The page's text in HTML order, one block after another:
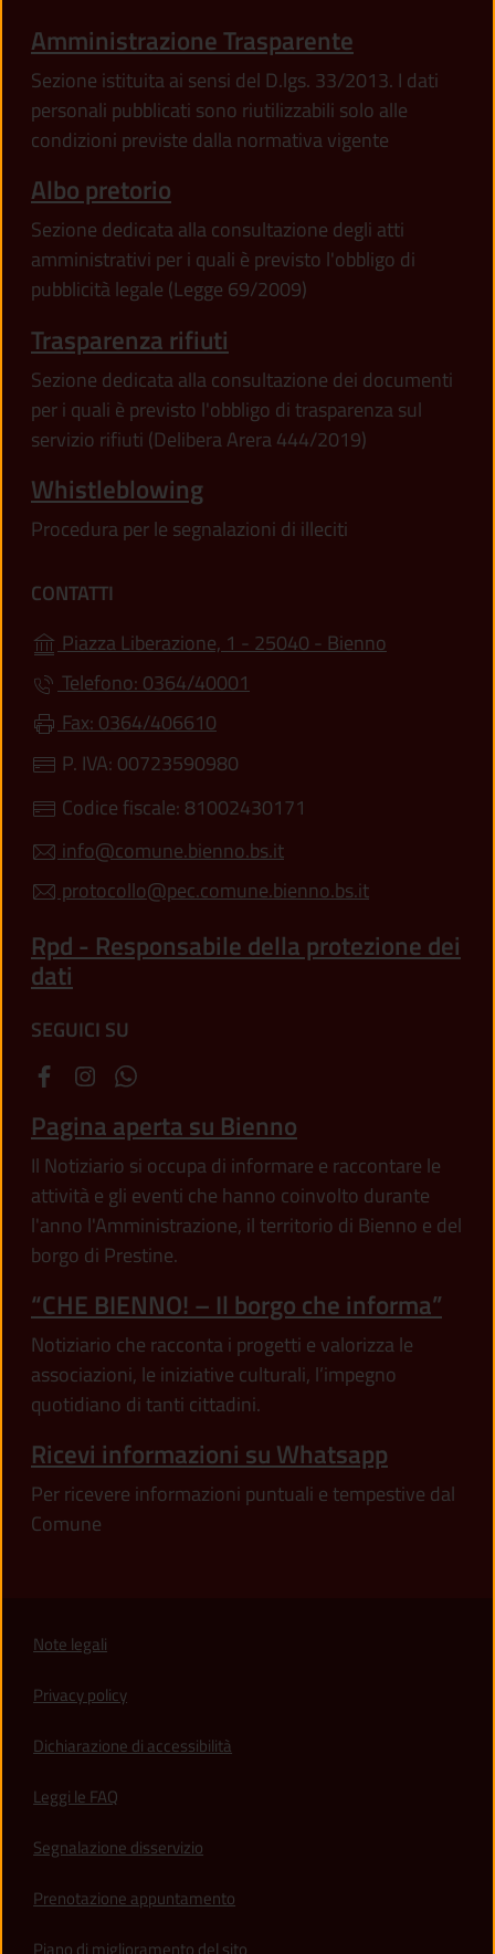
Amministrazione Trasparente
Sezione istituita ai sensi del D.lgs. 33/2013. I dati
personali pubblicati sono riutilizzabili solo alle
condizioni previste dalla normativa vigente
Albo pretorio
Sezione dedicata alla consultazione degli atti
amministrativi per i quali è previsto l'obbligo di
pubblicità legale (Legge 69/2009)
Trasparenza rifiuti
Sezione dedicata alla consultazione dei documenti
per i quali è previsto l'obbligo di trasparenza sul
servizio rifiuti (Delibera Arera 444/2019)
Whistleblowing
Procedura per le segnalazioni di illeciti
CONTATTI
Piazza Liberazione, 1 - 25040 - Bienno
Telefono: 0364/40001
Fax: 0364/406610
P. IVA: 00723590980
Codice fiscale: 81002430171
info@comune.bienno.bs.it
protocollo@pec.comune.bienno.bs.it
Rpd - Responsabile della protezione dei
dati
SEGUICI SU
Pagina aperta su Bienno
Il Notiziario si occupa di informare e raccontare le
attività e gli eventi che hanno coinvolto durante
l'anno l'Amministrazione, il territorio di Bienno e del
borgo di Prestine.
“CHE BIENNO! – Il borgo che informa”
Notiziario che racconta i progetti e valorizza le
associazioni, le iniziative culturali, l’impegno
quotidiano di tanti cittadini.
Ricevi informazioni su Whatsapp
Per ricevere informazioni puntuali e tempestive dal
Comune
Note legali
Privacy policy
Dichiarazione di accessibilità
Leggi le FAQ
Segnalazione disservizio
Prenotazione appuntamento